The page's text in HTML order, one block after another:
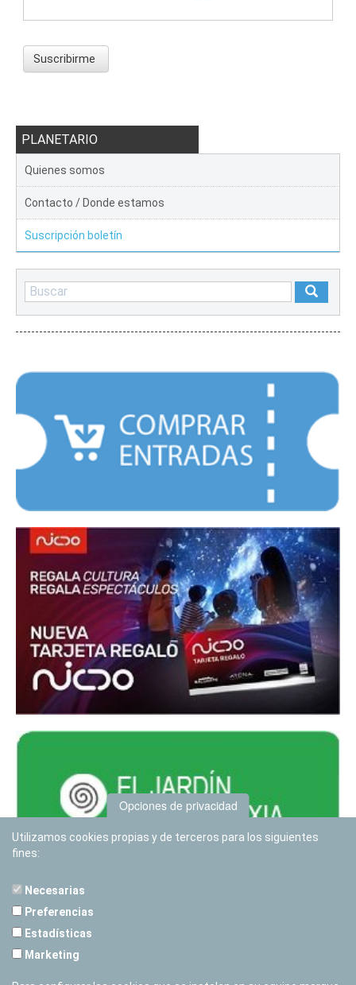
Suscribirme
PLANETARIO
Quienes somos
Contacto / Donde estamos
Suscripción boletín
Opciones de privacidad
Utilizamos cookies propias y de terceros para los siguientes
fines:
Necesarias
Preferencias
Estadísticas
Marketing